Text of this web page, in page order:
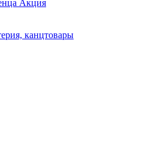
Акция
канцтовары